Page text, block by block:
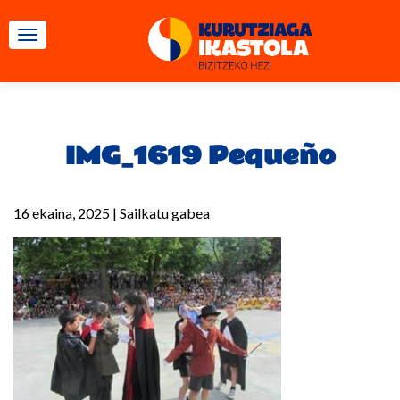
TOGGLE NAVIGATION
IMG_1619 Pequeño
16 ekaina, 2025 | Sailkatu gabea